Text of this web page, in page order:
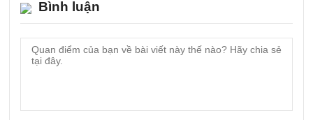
Bình luận